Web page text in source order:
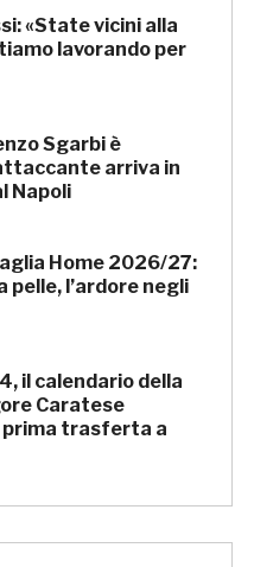
«State vicini alla
lavorando per
Sgarbi è
arriva in
Napoli
Home 2026/27:
pelle, l’ardore negli
il calendario della
Caratese
prima trasferta a